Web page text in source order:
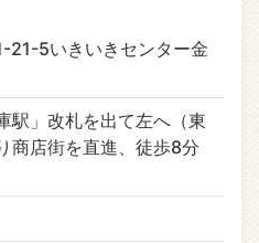
21-5いきいきセンター金
駅」改札を出て左へ（東
商店街を直進、徒歩8分